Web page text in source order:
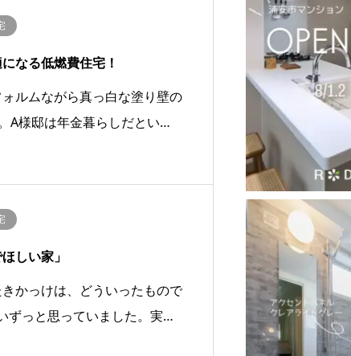
なる低燃費住宅！
ルムながら真っ白な塗り壁の
A様邸は年金暮らしだとい…
しい家」
かっけは、どういったもので
ずっと思っていました。実…